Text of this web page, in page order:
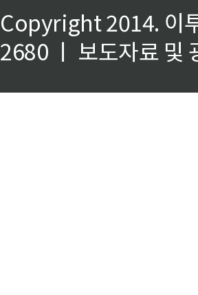
Copyright 2014. 이
2680 ㅣ 보도자료